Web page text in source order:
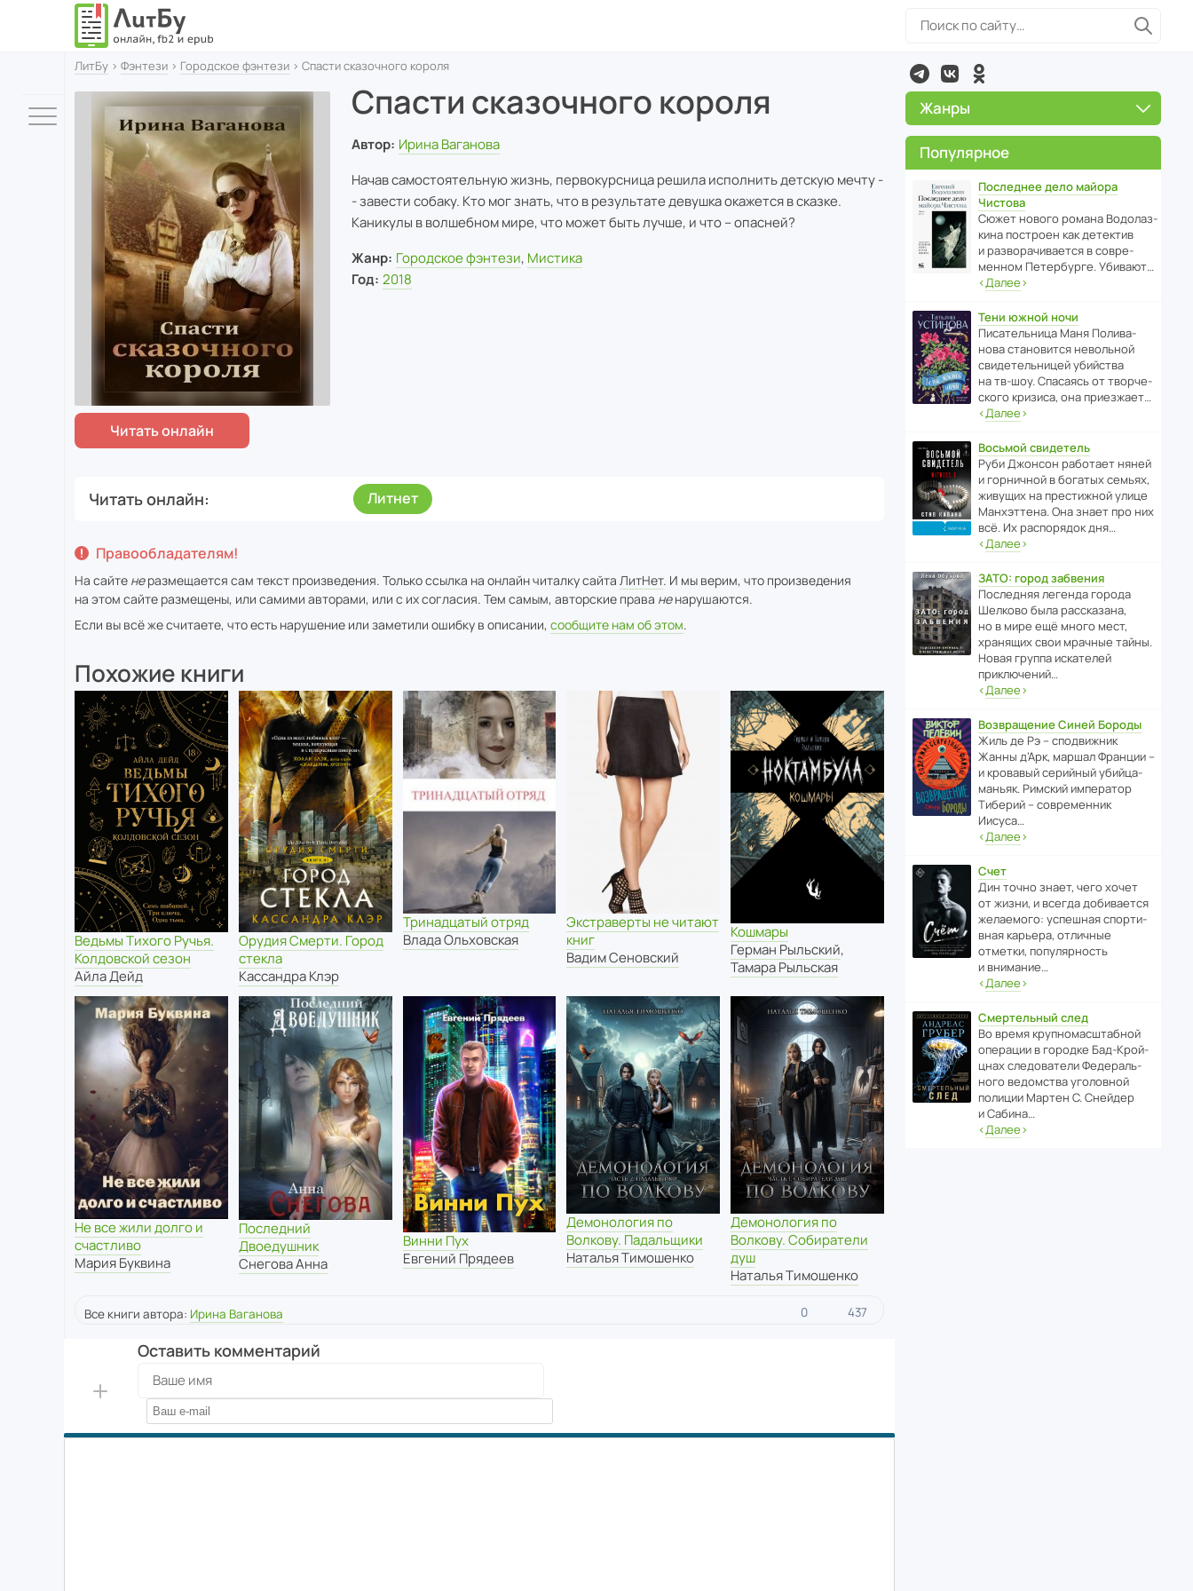
ЛитБу › Фэнтези › Городское фэнтези › Спасти сказочного короля
Спасти сказочного короля
Автор: Ирина Ваганова
Начав самостоятельную жизнь, первокурсница решила исполнить детскую мечту -
- завести собаку. Кто мог знать, что в результате девушка окажется в сказке.
Каникулы в волшебном мире, что может быть лучше, и что -- опасней?
Жанр: Городское фэнтези, Мистика
Год: 2018
Читать онлайн Литнет
Правообладателям!
На сайте неразмещается сам текст произведения. Только ссылка на онлайн читалку сайта ЛитНет. И мы верим, что произведения
на этом сайте размещены, или самими авторами, или с их согласия. Тем самым, авторские права ненарушаются.
Если вы всё же считаете, что есть нарушение или заметили ошибку в описании, сообщите нам об этом.
Похожие книги
Ведьмы Тихого Ручья.
Колдовской сезон
Айла Дейд
Орудия Смерти. Город
стекла
Кассандра Клэр
Тринадцатый отряд
Влада Ольховская
Экстраверты не читают
книг
Вадим Сеновский
Кошмары
Герман Рыльский,
Тамара Рыльская
Не все жили долго и
счастливо
Мария Буквина
Последний
Двоедушник
Снегова Анна
Винни Пух
Евгений Прядеев
Демонология по
Волкову. Падальщики
Наталья Тимошенко
Демонология по
Волкову. Собиратели
душ
Наталья Тимошенко
Все книги автора: Ирина Ваганова 0 437
Оставить комментарий
Жанры
Популярное
Последнее дело майора
Чистова
Сюжет нового романа Водо­ла­з­
кина пост­роен как дете­ктив
и разво­ра­чи­ва­ется в совре­
менном Пете­р­бурге. Убивают…
‹Далее›
Тени южной ночи
Писа­тель­ница Маня Поли­ва­
нова стано­вится невольной
свиде­тель­ницей убийства
на тв-шоу. Спасаясь от твор­че­
с­кого кризиса, она приезжает…
‹Далее›
Восьмой свидетель
Руби Джонсон рабо­тает няней
и горни­чной в богатых семьях,
живущих на прес­ти­жной улице
Манх­эт­тена. Она знает про них
всё. Их распо­рядок дня…
‹Далее›
ЗАТО: город забвения
После­дняя легенда города
Шелково была расска­зана,
но в мире ещё много мест,
хранящих свои мрачные тайны.
Новая группа иска­телей
приключений…
‹Далее›
Возвращение Синей Бороды
Жиль де Рэ – спод­ви­жник
Жанны д’Арк, маршал Франции –
и кровавый серийный убийца-
маньяк. Римский импе­ратор
Тиберий – совре­менник
Иисуса…
‹Далее›
Счет
Дин точно знает, чего хочет
от жизни, и всегда доби­ва­ется
жела­е­мого: успе­шная спор­ти­
вная карьера, отли­чные
отметки, попу­ля­р­ность
и внимание…
‹Далее›
Смертельный след
Во время круп­но­мас­ш­та­бной
операции в городке Бад‑Крой­
цнах следо­ва­тели Феде­раль­
ного ведомства уголо­вной
полиции Мартен С. Снейдер
и Сабина…
‹Далее›